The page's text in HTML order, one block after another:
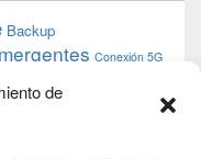
de
Backup
Conexión 5G
web
iphone